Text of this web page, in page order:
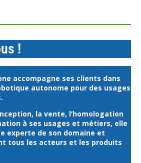
!
accompagne ses clients dans
autonome pour des usages
la vente, l’homologation
à ses usages et métiers, elle
experte de son domaine et
tous les acteurs et les produits